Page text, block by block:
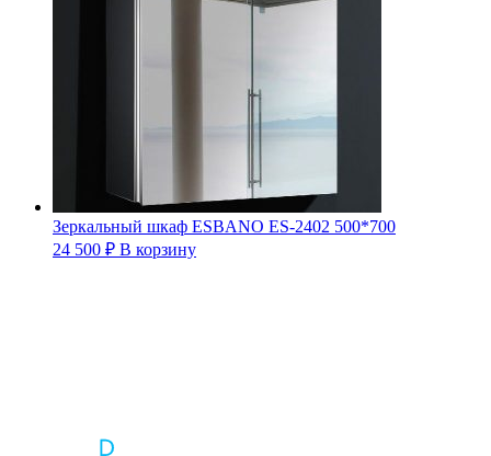
Зеркальный шкаф ESBANO ES-2402 500*700
24 500 ₽ В корзину